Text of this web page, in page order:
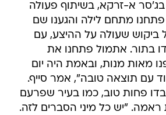
בג'סר א-זרקא, בשיתוף פעולה
מתחם לילה והגענו שם
שעולה על ההיצע, עם
בתור. אתמול פתחנו את
מאות מנות, ובאמת היה יום
עם תוצאה טובה", אמר סייף.
פחות טוב, כמו בעיר שפרעם
"יש כל מיני הסברים לזה.